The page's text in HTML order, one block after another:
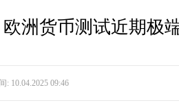
洲货币测试近期极
: 10.04.2025 09:46